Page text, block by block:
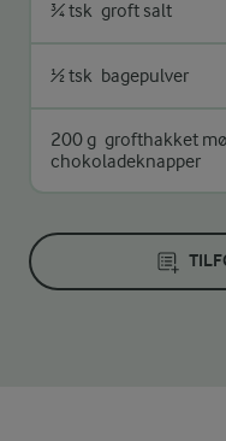
¾ tsk groft salt
½ tsk bagepulver
200 g grofthakket
chokoladeknapper